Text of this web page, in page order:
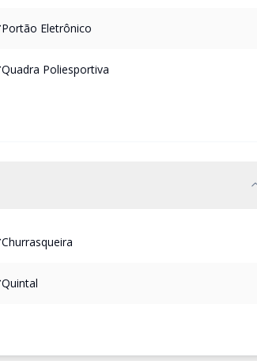
Portão Eletrônico
Quadra Poliesportiva
Churrasqueira
Quintal